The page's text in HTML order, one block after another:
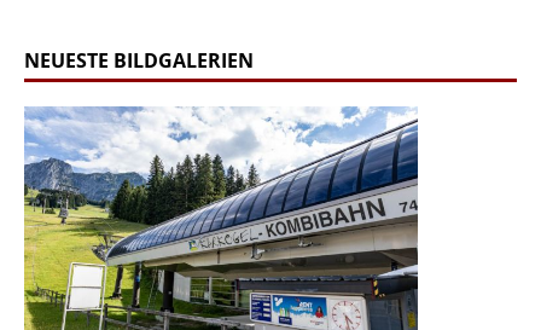
NEUESTE BILDGALERIEN